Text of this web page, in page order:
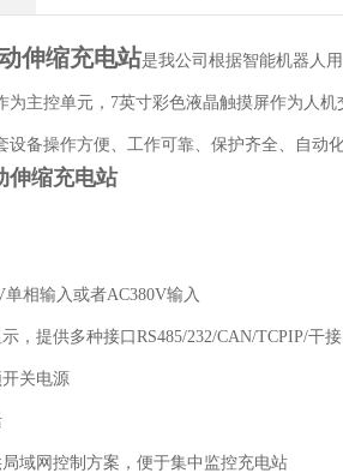
伸缩充电站是我公司根据智能机器人
为主控单元，7英寸彩色液晶触摸屏作为人
设备操作方便、工作可靠、保护齐全、自动
伸缩充电站
相输入或者AC380V输入
提供多种接口RS485/232/CAN/TCPIP/干
关电源
网控制方案，便于集中监控充电站